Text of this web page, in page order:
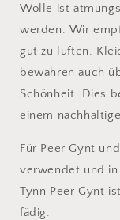
Wolle ist
werden. Wir
gut zu lüften.
bewahren auch
Schönheit. Dies
einem
Für Peer Gynt
verwendet und
Tynn Peer Gynt
fädig.